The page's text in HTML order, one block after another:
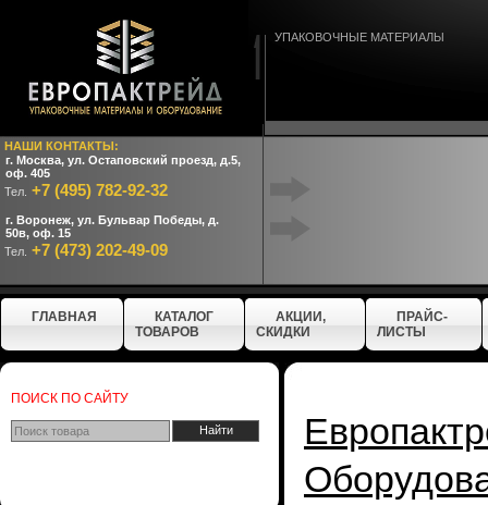
НАШИ КОНТАКТЫ:
г. Москва, ул. Остаповский проезд, д.5,
оф. 405
Тел. +7 (495) 782-92-32
г. Воронеж, ул. Бульвар Победы, д.
50в, оф. 15
Тел. +7 (473) 202-49-09
УПАКОВОЧНЫЕ МАТЕРИАЛЫ
ГЛАВНАЯ
КАТАЛОГ
ТОВАРОВ
АКЦИИ,
СКИДКИ
ПРАЙС-
ЛИСТЫ
ПОИСК ПО САЙТУ